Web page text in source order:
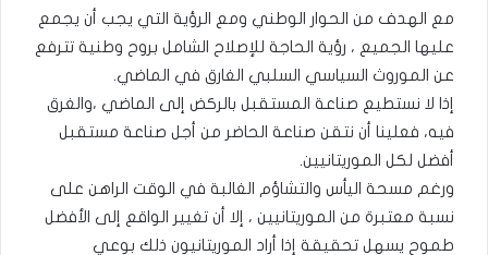
مع الهدف من الحوار الوطني ومع الرؤية التي يجب أن يجمع
عليها الجميع ، رؤية الحاجة للإصلاح الشامل بروح وطنية تترفع
عن الموروث السياسي السلبي الغارق في الماضي.
إذا لا نستطيع صناعة المستقبل بالركض إلى الماضي ،والغرق
فيه، فعلينا أن نتقن صناعة الحاضر من أجل صناعة مستقبل
أفضل لكل الموريتانيين.
ورغم مسحة اليأس والتشاؤم الغالبة في الوقت الراهن على
نسبة معتبرة من الموريتانيين ، إلا أن تغيير الواقع إلى الأفضل
طموح يسهل تحقيقة إذا أراد الموريتانيون ذلك بوعي